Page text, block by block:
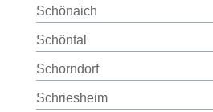
Schönaich
Schöntal
Schorndorf
Schriesheim